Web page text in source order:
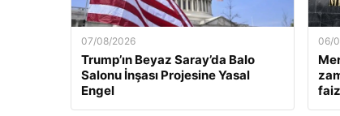
07/08/2026
Trump’ın Beyaz Saray’da Balo
Salonu İnşası Projesine Yasal
Engel
06/